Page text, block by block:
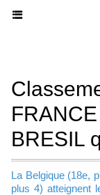
BRESIL
La Belgique (18e,
plus 4) atteignent